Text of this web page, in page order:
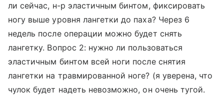
ли сейчас, н-р эластичным бинтом, фиксировать
ногу выше уровня лангетки до паха? Через 6
недель после операции можно будет снять
лангетку. Вопрос 2: нужно ли пользоваться
эластичным бинтом всей ноги после снятия
лангетки на травмированной ноге? (я уверена, что
чулок будет надеть невозможно, он очень тугой.